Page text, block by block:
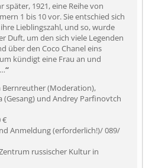
später, 1921, eine Reihe von
1 bis 10 vor. Sie entschied sich
Lieblingszahl, und so, wurde
Duft, um den sich viele Legenden
über den Coco Chanel eins
kündigt eine Frau an und
“
Bernreuther (Moderation),
(Gesang) und Andrey Parfinovtch
€
Anmeldung (erforderlich!)/ 089/
russischer Kultur in